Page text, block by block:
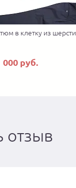
в клетку из шерсти
000 руб.
отзыв